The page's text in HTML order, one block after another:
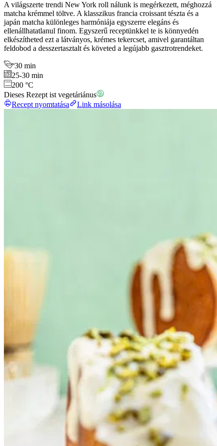
A világszerte trendi New York roll nálunk is megérkezett, méghozzá
matcha krémmel töltve. A klasszikus francia croissant tészta és a
japán matcha különleges harmóniája egyszerre elegáns és
ellenállhatatlanul finom. Egyszerű receptünkkel te is könnyedén
elkészítheted ezt a látványos, krémes tekercset, amivel garantáltan
feldobod a desszertasztalt és követed a legújabb gasztrotrendeket.
30 min
25-30 min
200 °C
Dieses Rezept ist vegetáriánus
Recept nyomtatása
Link másolása